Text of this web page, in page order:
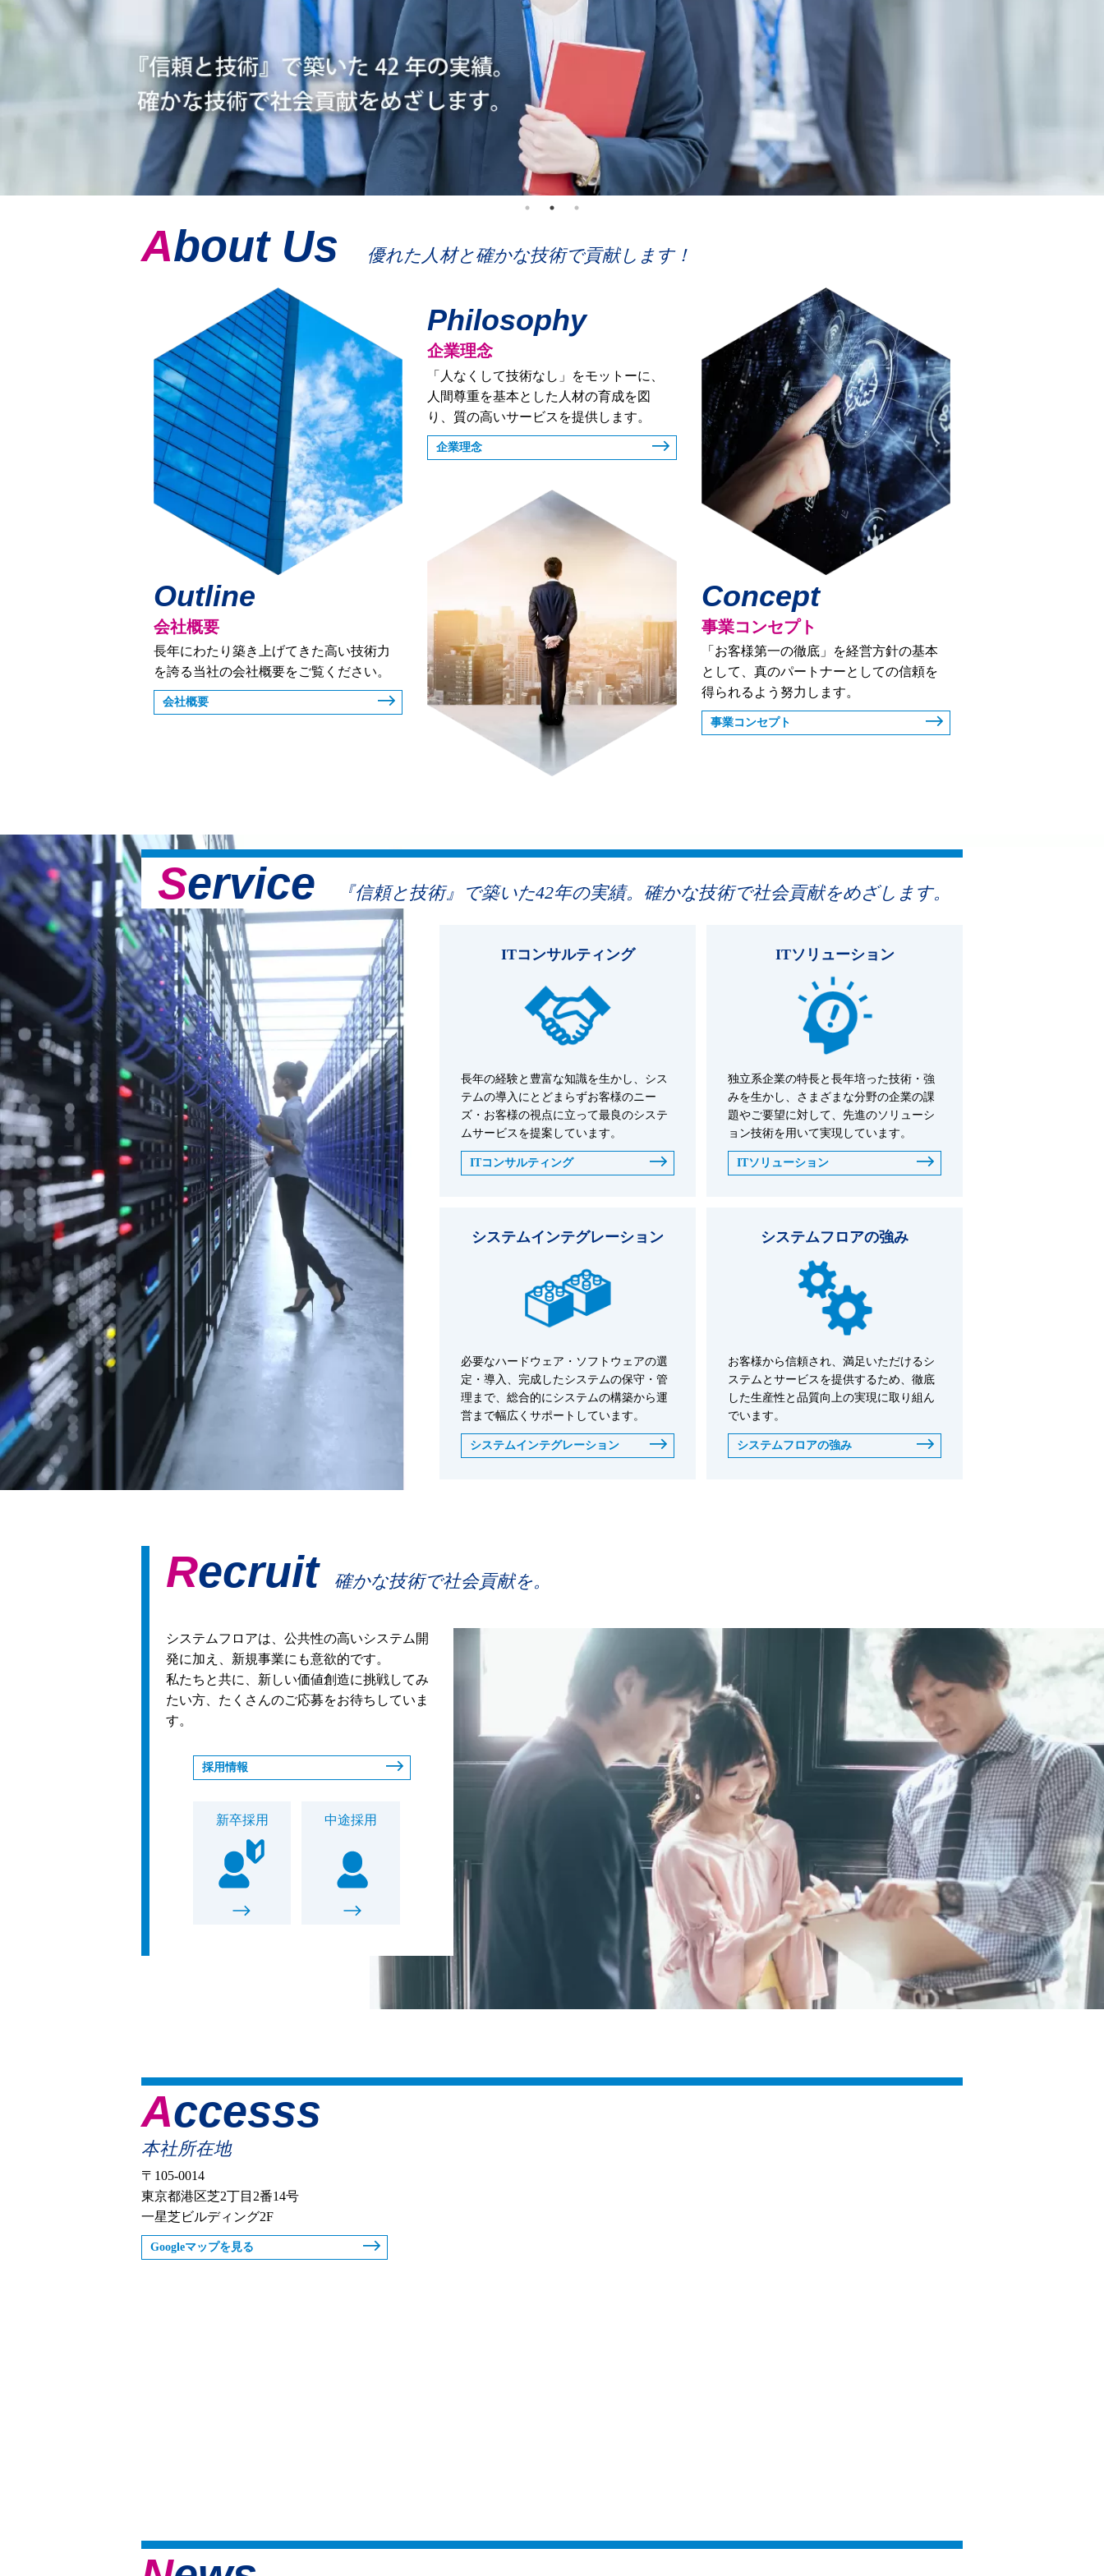
About Us 優れた人材と確かな技術で貢献します！
Outline
会社概要
長年にわたり築き上げてきた高い技術力
を誇る当社の会社概要をご覧ください。
会社概要
Philosophy
企業理念
「人なくして技術なし」をモットーに、
人間尊重を基本とした人材の育成を図
り、質の高いサービスを提供します。
企業理念
Concept
事業コンセプト
「お客様第一の徹底」を経営方針の基本
として、真のパートナーとしての信頼を
得られるよう努力します。
事業コンセプト
Service 『信頼と技術』で築いた42年の実績。確かな技術で社会貢献をめざします。
ITコンサルティング
長年の経験と豊富な知識を生かし、シス
テムの導入にとどまらずお客様のニー
ズ・お客様の視点に立って最良のシステ
ムサービスを提案しています。
ITコンサルティング
ITソリューション
独立系企業の特長と長年培った技術・強
みを生かし、さまざまな分野の企業の課
題やご要望に対して、先進のソリューシ
ョン技術を用いて実現しています。
ITソリューション
システムインテグレーション
必要なハードウェア・ソフトウェアの選
定・導入、完成したシステムの保守・管
理まで、総合的にシステムの構築から運
営まで幅広くサポートしています。
システムインテグレーション
システムフロアの強み
お客様から信頼され、満足いただけるシ
ステムとサービスを提供するため、徹底
した生産性と品質向上の実現に取り組ん
でいます。
システムフロアの強み
Recruit 確かな技術で社会貢献を。
システムフロアは、公共性の高いシステム開
発に加え、新規事業にも意欲的です。
私たちと共に、新しい価値創造に挑戦してみ
たい方、たくさんのご応募をお待ちしていま
す。
採用情報
新卒採用 中途採用
Accesss
本社所在地
〒105-0014
東京都港区芝2丁目2番14号
一星芝ビルディング2F
Googleマップを見る